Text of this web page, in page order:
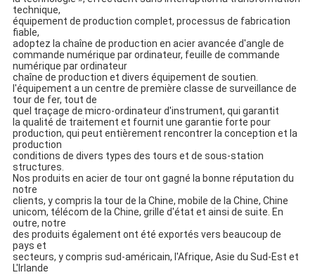
technique,
équipement de production complet, processus de fabrication
fiable,
adoptez la chaîne de production en acier avancée d'angle de
commande numérique par ordinateur, feuille de commande
numérique par ordinateur
chaîne de production et divers équipement de soutien.
l'équipement a un centre de première classe de surveillance de
tour de fer, tout de
quel traçage de micro-ordinateur d'instrument, qui garantit
la qualité de traitement et fournit une garantie forte pour
production, qui peut entièrement rencontrer la conception et la
production
conditions de divers types des tours et de sous-station
structures.
Nos produits en acier de tour ont gagné la bonne réputation du
notre
clients, y compris la tour de la Chine, mobile de la Chine, Chine
unicom, télécom de la Chine, grille d'état et ainsi de suite. En
outre, notre
des produits également ont été exportés vers beaucoup de
pays et
secteurs, y compris sud-américain, l'Afrique, Asie du Sud-Est et
L'Irlande